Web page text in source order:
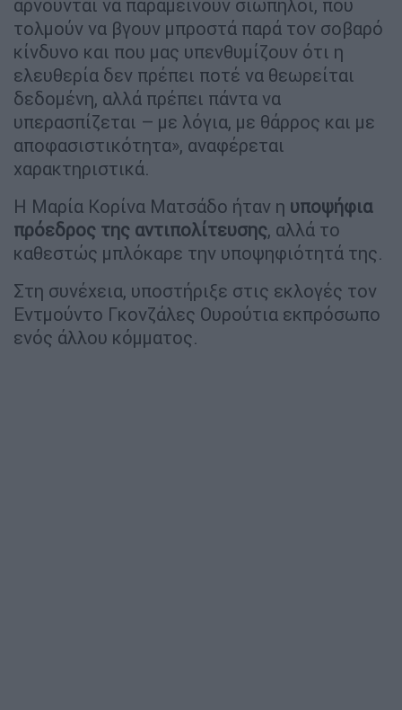
αρνούνται να παραμείνουν σιωπηλοί, που
τολμούν να βγουν μπροστά παρά τον σοβαρό
κίνδυνο και που μας υπενθυμίζουν ότι η
ελευθερία δεν πρέπει ποτέ να θεωρείται
δεδομένη, αλλά πρέπει πάντα να
υπερασπίζεται – με λόγια, με θάρρος και με
αποφασιστικότητα», αναφέρεται
χαρακτηριστικά.
Η Μαρία Κορίνα Ματσάδο ήταν η υποψήφια
πρόεδρος της αντιπολίτευσης, αλλά το
καθεστώς μπλόκαρε την υποψηφιότητά της.
Στη συνέχεια, υποστήριξε στις εκλογές τον
Εντμούντο Γκονζάλες Ουρούτια εκπρόσωπο
ενός άλλου κόμματος.